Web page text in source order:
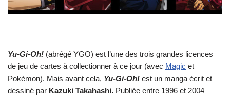
Yu-Gi-Oh! (abrégé YGO) est l’une des trois grandes licences
de jeu de cartes à collectionner à ce jour (avec Magic et
Pokémon). Mais avant cela, Yu-Gi-Oh! est un manga écrit et
dessiné par Kazuki Takahashi. Publiée entre 1996 et 2004